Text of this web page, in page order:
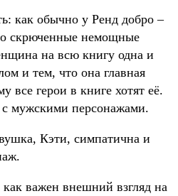
как обычно у Ренд добро –
скрюченные немощные
на всю книгу одна и
и тем, что она главная
все герои в книге хотят её.
мужскими персонажами.
Кэти, симпатична и
важен внешний взгляд на